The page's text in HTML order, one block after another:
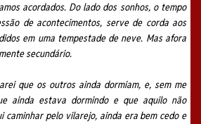
acordados. Do lado dos sonhos, o tempo
de acontecimentos, serve de corda aos
em uma tempestade de neve. Mas afora
secundário.
que os outros ainda dormiam, e, sem me
ainda estava dormindo e que aquilo não
caminhar pelo vilarejo, ainda era bem cedo e